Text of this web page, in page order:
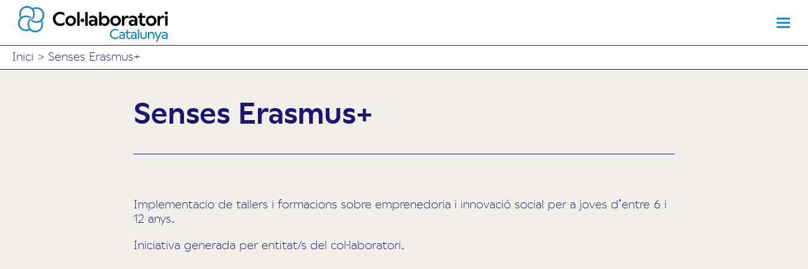
Inici > Senses Erasmus+
Senses Erasmus+
Implementacio de tallers i formacions sobre emprenedoria i innovació social per a joves d’entre 6 i
12 anys.
Iniciativa generada per entitat/s del col·laboratori.